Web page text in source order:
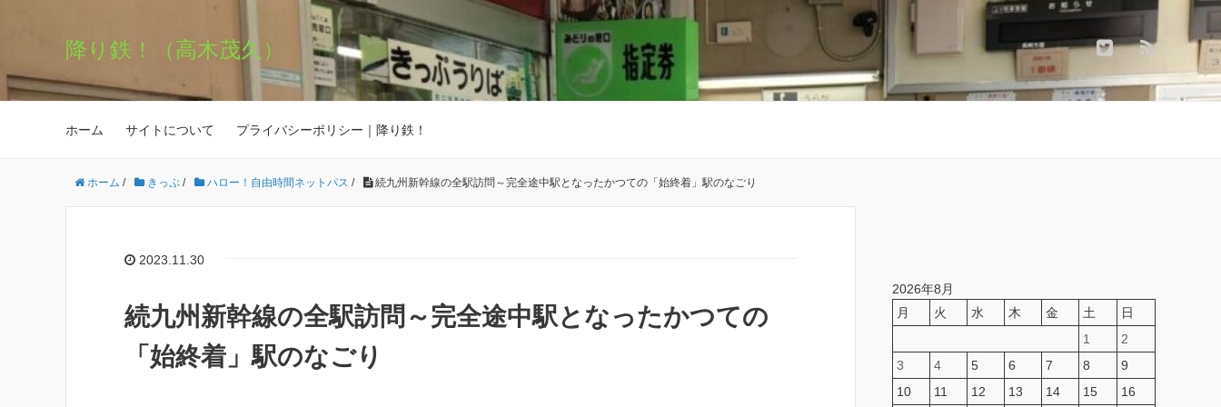
降り鉄！（高木茂久）
ホーム サイトについて プライバシーポリシー｜降り鉄！
ホーム / きっぷ / ハロー！自由時間ネットパス / 続九州新幹線の全駅訪問～完全途中駅となったかつての「始終着」駅のなごり
2023.11.30
続九州新幹線の全駅訪問～完全途中駅となったかつての
「始終着」駅のなごり
2026年8月
月
火 水 木 金 土
日
1
2
3
4 5 6 7 8
9
10
11 12 13 14 15 16